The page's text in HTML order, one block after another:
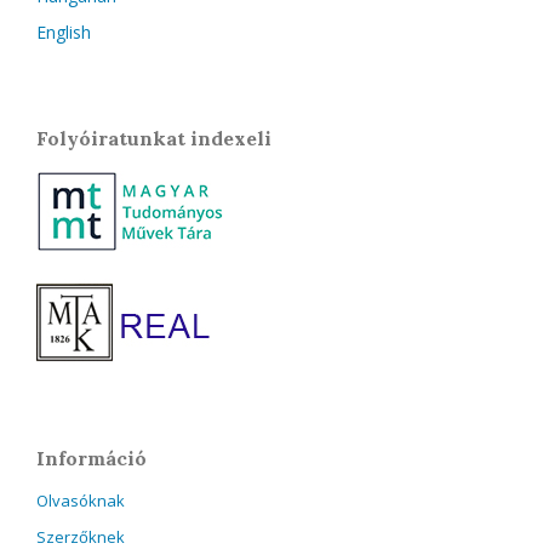
English
Folyóiratunkat indexeli
Információ
Olvasóknak
Szerzőknek